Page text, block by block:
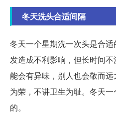
冬天洗头合适间隔
冬天一个星期洗一次头是合
发造成不利影响，但长时间
能会有异味，别人也会敬而
为荣，不讲卫生为耻。冬天
的。